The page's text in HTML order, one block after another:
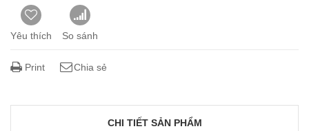
Yêu thích So sánh
Print Chia sẻ
CHI TIẾT SẢN PHẨM